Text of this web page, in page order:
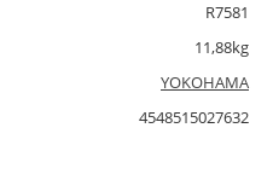
R7581
11,88kg
YOKOHAMA
4548515027632